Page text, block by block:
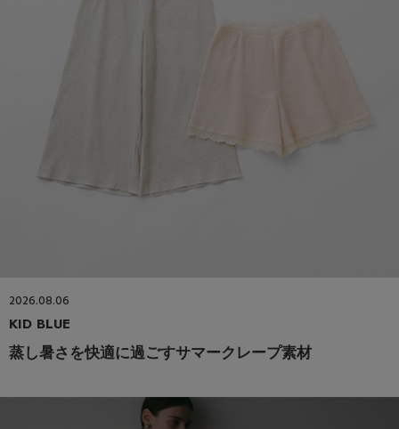
2026.08.06
KID BLUE
蒸し暑さを快適に過ごすサマークレープ素材